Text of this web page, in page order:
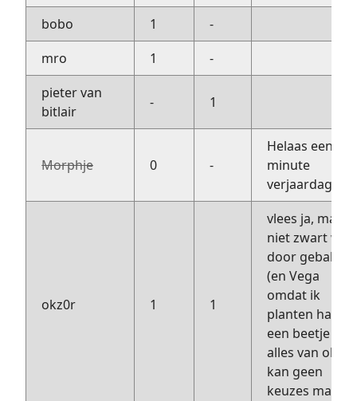
bobo
1
-
mro
1
-
pieter van
bitlair
- 1
Morphje 0 -
Helaas een
minute
verjaardag :(
okz0r 1 1
vlees ja, maar
niet zwart wel
door
(en Vega
omdat ik
planten haat).
een beetje van
alles van okz0r
kan geen
keuzes maken